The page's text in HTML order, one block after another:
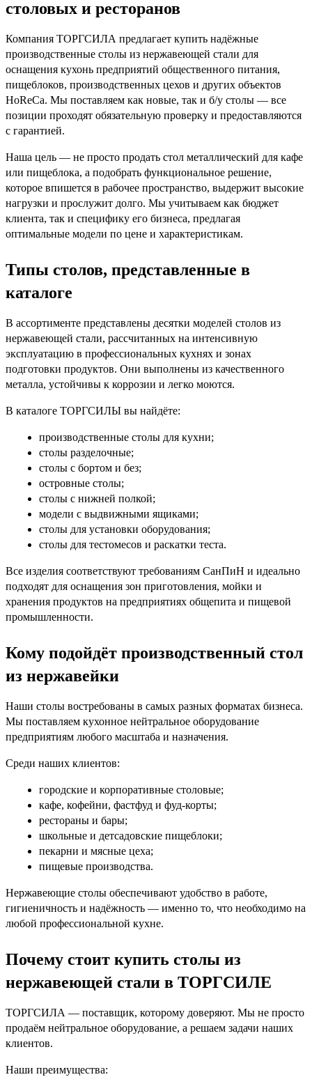
столовых и ресторанов
Компания ТОРГСИЛА предлагает купить надёжные
производственные столы из нержавеющей стали для
оснащения кухонь предприятий общественного питания,
пищеблоков, производственных цехов и других объектов
HoReCa. Мы поставляем как новые, так и б/у столы — все
позиции проходят обязательную проверку и предоставляются
с гарантией.
Наша цель — не просто продать стол металлический для кафе
или пищеблока, а подобрать функциональное решение,
которое впишется в рабочее пространство, выдержит высокие
нагрузки и прослужит долго. Мы учитываем как бюджет
клиента, так и специфику его бизнеса, предлагая
оптимальные модели по цене и характеристикам.
Типы столов, представленные в
каталоге
В ассортименте представлены десятки моделей столов из
нержавеющей стали, рассчитанных на интенсивную
эксплуатацию в профессиональных кухнях и зонах
подготовки продуктов. Они выполнены из качественного
металла, устойчивы к коррозии и легко моются.
В каталоге ТОРГСИЛЫ вы найдёте:
производственные столы для кухни;
столы разделочные;
столы с бортом и без;
островные столы;
столы с нижней полкой;
модели с выдвижными ящиками;
столы для установки оборудования;
столы для тестомесов и раскатки теста.
Все изделия соответствуют требованиям СанПиН и идеально
подходят для оснащения зон приготовления, мойки и
хранения продуктов на предприятиях общепита и пищевой
промышленности.
Кому подойдёт производственный стол
из нержавейки
Наши столы востребованы в самых разных форматах бизнеса.
Мы поставляем кухонное нейтральное оборудование
предприятиям любого масштаба и назначения.
Среди наших клиентов:
городские и корпоративные столовые;
кафе, кофейни, фастфуд и фуд-корты;
рестораны и бары;
школьные и детсадовские пищеблоки;
пекарни и мясные цеха;
пищевые производства.
Нержавеющие столы обеспечивают удобство в работе,
гигиеничность и надёжность — именно то, что необходимо на
любой профессиональной кухне.
Почему стоит купить столы из
нержавеющей стали в ТОРГСИЛЕ
ТОРГСИЛА — поставщик, которому доверяют. Мы не просто
продаём нейтральное оборудование, а решаем задачи наших
клиентов.
Наши преимущества: